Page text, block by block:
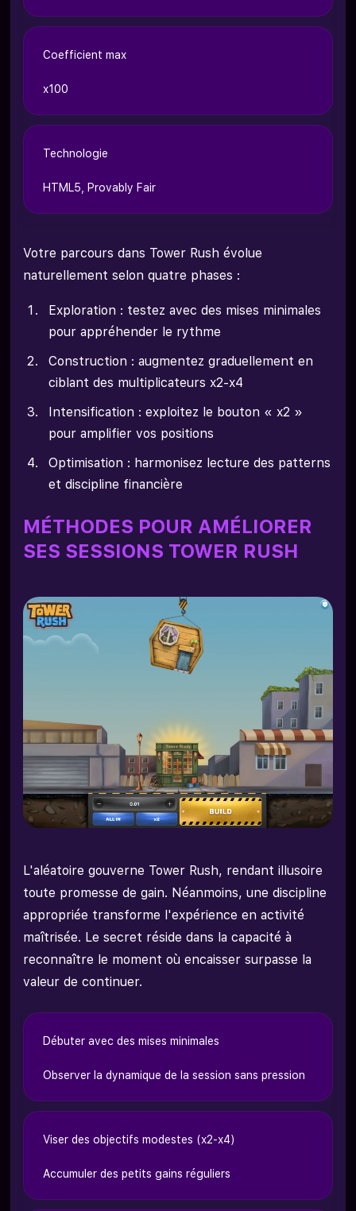
Coefficient max
x100
Technologie
HTML5, Provably Fair
Votre parcours dans Tower Rush évolue
naturellement selon quatre phases :
Exploration : testez avec des mises minimales
pour appréhender le rythme
Construction : augmentez graduellement en
ciblant des multiplicateurs x2-x4
Intensification : exploitez le bouton « x2 »
pour amplifier vos positions
Optimisation : harmonisez lecture des patterns
et discipline financière
MÉTHODES POUR AMÉLIORER
SES SESSIONS TOWER RUSH
L'aléatoire gouverne Tower Rush, rendant illusoire
toute promesse de gain. Néanmoins, une discipline
appropriée transforme l'expérience en activité
maîtrisée. Le secret réside dans la capacité à
reconnaître le moment où encaisser surpasse la
valeur de continuer.
Débuter avec des mises minimales
Observer la dynamique de la session sans pression
Viser des objectifs modestes (x2-x4)
Accumuler des petits gains réguliers